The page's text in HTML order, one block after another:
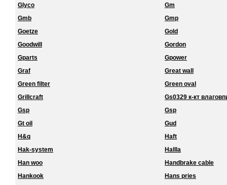
Glyco
Gm
Gmb
Gmp
Goetze
Gold
Goodwill
Gordon
Gparts
Gpower
Graf
Great wall
Green filter
Green oval
Grillcraft
Gs0329 к-кт
Gsp
Gsp
Gt oil
Gud
H&q
Haft
Hak-system
Hallla
Han woo
Handbrake cable
Hankook
Hans pries